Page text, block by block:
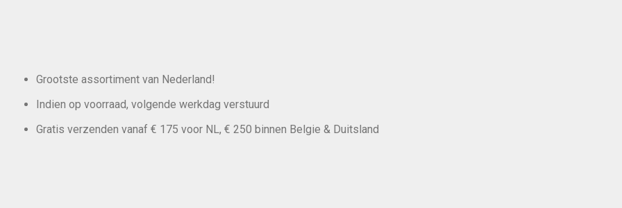
Grootste assortiment van Nederland!
Indien op voorraad, volgende werkdag verstuurd
Gratis verzenden vanaf € 175 voor NL, € 250 binnen Belgie & Duitsland